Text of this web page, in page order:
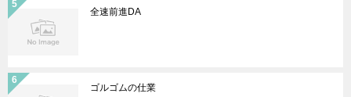
全速前進DA
ゴルゴムの仕業